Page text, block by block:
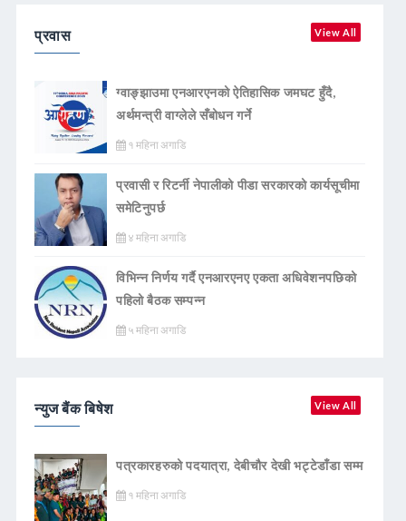
प्रवास View All
ग्वाङ्झाउमा एनआरएनको ऐतिहासिक जमघट हुँदै,
अर्थमन्त्री वाग्लेले सँबोधन गर्ने
१ महिना अगाडि
प्रवासी र रिटर्नी नेपालीको पीडा सरकारको कार्यसूचीमा
समेटिनुपर्छ
४ महिना अगाडि
विभिन्न निर्णय गर्दै एनआरएनए एकता अधिवेशनपछिको
पहिलो बैठक सम्पन्न
५ महिना अगाडि
न्युज बैंक बिषेश View All
पत्रकारहरुको पदयात्रा, देबीचौर देखी भट्टेडाँडा सम्म
१ महिना अगाडि